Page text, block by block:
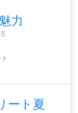
力
ート夏